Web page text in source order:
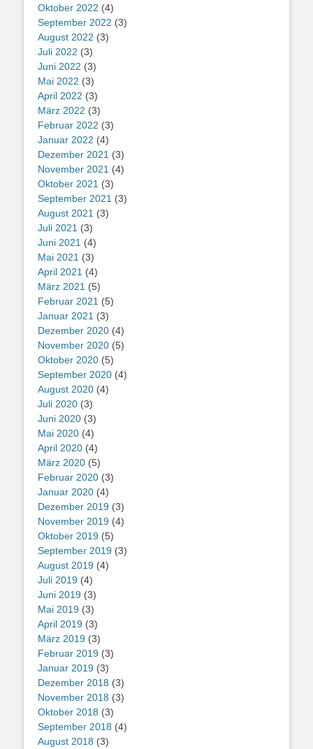
Oktober 2022 (4)
September 2022 (3)
August 2022 (3)
Juli 2022 (3)
Juni 2022 (3)
Mai 2022 (3)
April 2022 (3)
März 2022 (3)
Februar 2022 (3)
Januar 2022 (4)
Dezember 2021 (3)
November 2021 (4)
Oktober 2021 (3)
September 2021 (3)
August 2021 (3)
Juli 2021 (3)
Juni 2021 (4)
Mai 2021 (3)
April 2021 (4)
März 2021 (5)
Februar 2021 (5)
Januar 2021 (3)
Dezember 2020 (4)
November 2020 (5)
Oktober 2020 (5)
September 2020 (4)
August 2020 (4)
Juli 2020 (3)
Juni 2020 (3)
Mai 2020 (4)
April 2020 (4)
März 2020 (5)
Februar 2020 (3)
Januar 2020 (4)
Dezember 2019 (3)
November 2019 (4)
Oktober 2019 (5)
September 2019 (3)
August 2019 (4)
Juli 2019 (4)
Juni 2019 (3)
Mai 2019 (3)
April 2019 (3)
März 2019 (3)
Februar 2019 (3)
Januar 2019 (3)
Dezember 2018 (3)
November 2018 (3)
Oktober 2018 (3)
September 2018 (4)
August 2018 (3)